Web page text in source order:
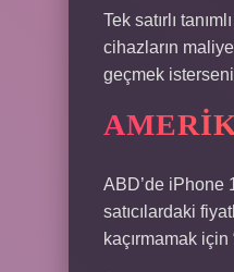
Tek satırlı
cihazların
geçmek
ABD’de iPhone
satıcılardaki
kaçırmamak